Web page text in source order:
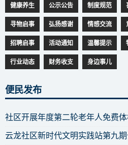
健康养生 公示公告 制度规范
寻物启事 弘扬感谢 情感交流
招聘启事 活动通知 温馨提示
行业动态 财务收支 身边事儿
便民发布
社区开展年度第二轮老年人免费
云龙社区新时代文明实践站第九